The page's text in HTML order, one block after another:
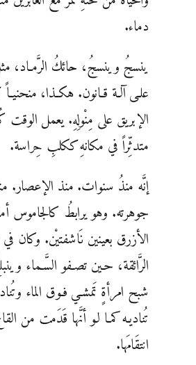
دماء.
ينسجُ وينسجُ، حائكُ الرَّمـاد،
علـى آلـة قـانون. هكـذا،
الإبريق على مِنْولِهِ. يعمل الوقت
متدثِّراً في مكانهِ ككلبِ حِراسة.
إنَّه منذُ سنوات. منذ الإعصار.
جوهرته. وهو يرابطُ كالجاموس
الأزرق بعينين نَاشفتيْن. وكان في
الرَّائقة، حـين تصـفو السَّـماء
شبح امرأةٍ تَمشـي فـوق الماء
تُناديـه كمـا لـو أنَّها قَدَمت من
انتقَامَها.